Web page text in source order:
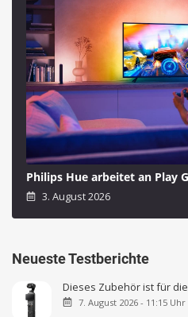
Philips Hue arbeitet an Play
3. August 2026
Neueste Testberichte
Dieses Zubehör ist für
7. August 2026 - 11:15 Uhr